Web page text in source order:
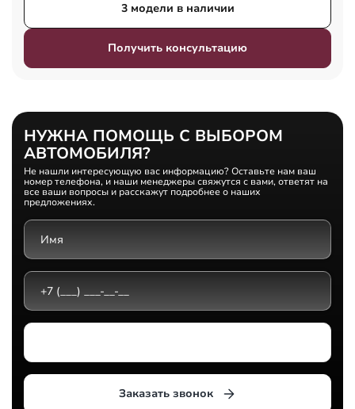
3 модели в наличии
Получить консультацию
НУЖНА ПОМОЩЬ С ВЫБОРОМ
АВТОМОБИЛЯ?
Не нашли интересующую вас информацию? Оставьте нам ваш
номер телефона, и наши менеджеры свяжутся с вами, ответят на
все ваши вопросы и расскажут подробнее о наших
предложениях.
Заказать звонок